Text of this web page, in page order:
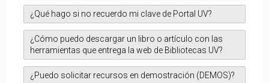
Para acceder a los recursos electrónicos debe
ingresar al Sitio web de Bibliotecas, dirigirse al recurso
que necesite y al momento de ingresar deberá
autenticarse con usuario de Portal UV (RUT sin
puntos, ni guión ni dígito verificador) y contraseña.
¿Qué hago si no recuerdo mi clave de Portal UV?
En caso de no recordar sus datos de Portal UV, debe
ingresar aCambiar Clave.
En caso de otros problemas o dudas, escribe a
¿Cómo puedo descargar un libro o artículo con las
herramientas que entrega la web de Bibliotecas UV?
Puedes encontrar una serie de tutoriales y talleres
desde como buscar y descargar libros y artículos,
¿Puedo solicitar recursos en demostración (DEMOS)?